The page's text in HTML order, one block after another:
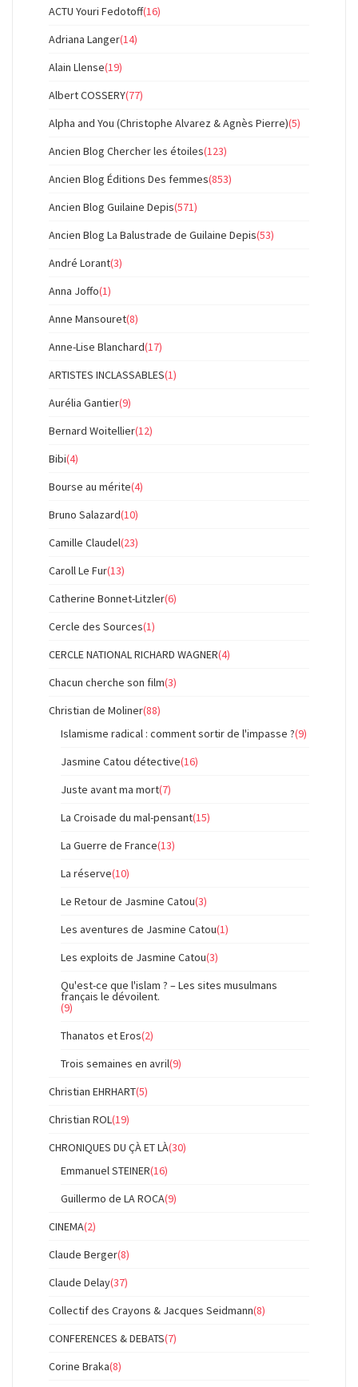
ACTU Youri Fedotoff(16)
Adriana Langer(14)
Alain Llense(19)
Albert COSSERY(77)
Alpha and You (Christophe Alvarez & Agnès Pierre)(5)
Ancien Blog Chercher les étoiles(123)
Ancien Blog Éditions Des femmes(853)
Ancien Blog Guilaine Depis(571)
Ancien Blog La Balustrade de Guilaine Depis(53)
André Lorant(3)
Anna Joffo(1)
Anne Mansouret(8)
Anne-Lise Blanchard(17)
ARTISTES INCLASSABLES(1)
Aurélia Gantier(9)
Bernard Woitellier(12)
Bibi(4)
Bourse au mérite(4)
Bruno Salazard(10)
Camille Claudel(23)
Caroll Le Fur(13)
Catherine Bonnet-Litzler(6)
Cercle des Sources(1)
CERCLE NATIONAL RICHARD WAGNER(4)
Chacun cherche son film(3)
Christian de Moliner(88)
Islamisme radical : comment sortir de l'impasse ?(9)
Jasmine Catou détective(16)
Juste avant ma mort(7)
La Croisade du mal-pensant(15)
La Guerre de France(13)
La réserve(10)
Le Retour de Jasmine Catou(3)
Les aventures de Jasmine Catou(1)
Les exploits de Jasmine Catou(3)
Qu'est-ce que l'islam ? – Les sites musulmans
français le dévoilent.
(9)
Thanatos et Eros(2)
Trois semaines en avril(9)
Christian EHRHART(5)
Christian ROL(19)
CHRONIQUES DU ÇÀ ET LÀ(30)
Emmanuel STEINER(16)
Guillermo de LA ROCA(9)
CINEMA(2)
Claude Berger(8)
Claude Delay(37)
Collectif des Crayons & Jacques Seidmann(8)
CONFERENCES & DEBATS(7)
Corine Braka(8)